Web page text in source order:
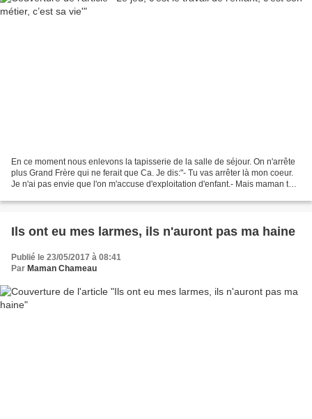
En ce moment nous enlevons la tapisserie de la salle de séjour. On n'arrête
plus Grand Frère qui ne ferait que Ca. Je dis:"- Tu vas arrêter là mon coeur.
Je n'ai pas envie que l'on m'accuse d'exploitation d'enfant.- Mais maman tu
Ils ont eu mes larmes, ils n'auront pas ma haine
Publié le 23/05/2017 à 08:41
Par Maman Chameau